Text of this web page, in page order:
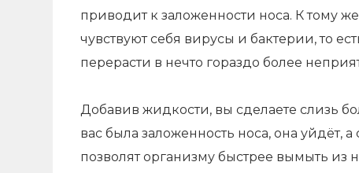
приводит к заложенности носа. К тому
чувствуют себя вирусы и бактерии, то
перерасти в нечто гораздо более
Добавив жидкости, вы сделаете слизь
вас была заложенность носа, она уйдёт,
позволят организму быстрее вымыть из